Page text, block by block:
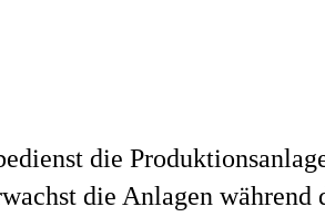
die
die Anlagen während